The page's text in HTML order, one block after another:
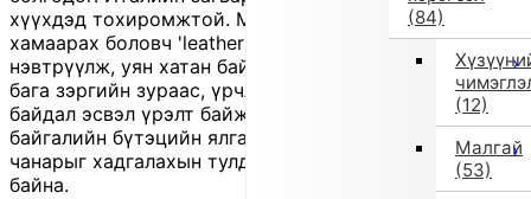
(84)
(12)
Малгай
(53)
хүүхдэд тохиромжтой. Материал нь хувилбараасаа
хамаарах боловч 'leather' загварууд нь агаар сайн
нэвтрүүлж, уян хатан байдаг. Энэ нь 'outlet' бараа тул
бага зэргийн зураас, үрчлээ, өнгөний жигд бус
байдал эсвэл үрэлт байж болно. Жинхэнэ 'leather' нь
байгалийн бүтэцийн ялгаатай байж болох бөгөөд
чанарыг хадгалахын тулд норгохгүй байхыг зөвлөж
байна.